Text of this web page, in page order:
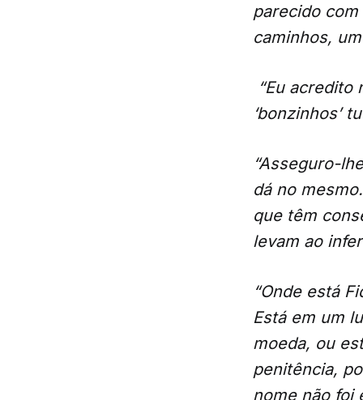
parecido
caminhos,
“Eu acredito
‘bonzinhos’
“Asseguro-
dá no
que têm
levam ao
“Onde está
Está em um
moeda, ou
penitência,
nome não foi